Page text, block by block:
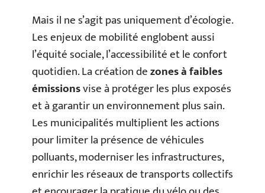
Mais il ne s’agit pas uniquement d’écologie.
Les enjeux de mobilité englobent aussi
l’équité sociale, l’accessibilité et le confort
quotidien. La création dezones à faibles
émissionsvise à protéger les plus exposés
et à garantir un environnement plus sain.
Les municipalités multiplient les actions
pour limiter la présence de véhicules
polluants, moderniser les infrastructures,
enrichir les réseaux de transports collectifs